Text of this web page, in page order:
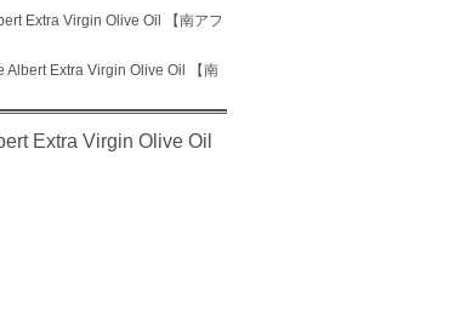
Extra Virgin Olive Oil 【南アフ
Albert Extra Virgin Olive Oil 【南
Extra Virgin Olive Oil